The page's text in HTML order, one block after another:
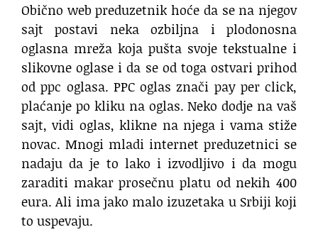
Obično web preduzetnik hoće da se na njegov
sajt postavi neka ozbiljna i plodonosna
oglasna mreža koja pušta svoje tekstualne i
slikovne oglase i da se od toga ostvari prihod
od ppc oglasa. PPC oglas znači pay per click,
plaćanje po kliku na oglas. Neko dodje na vaš
sajt, vidi oglas, klikne na njega i vama stiže
novac. Mnogi mladi internet preduzetnici se
nadaju da je to lako i izvodljivo i da mogu
zaraditi makar prosečnu platu od nekih 400
eura. Ali ima jako malo izuzetaka u Srbiji koji
to uspevaju.